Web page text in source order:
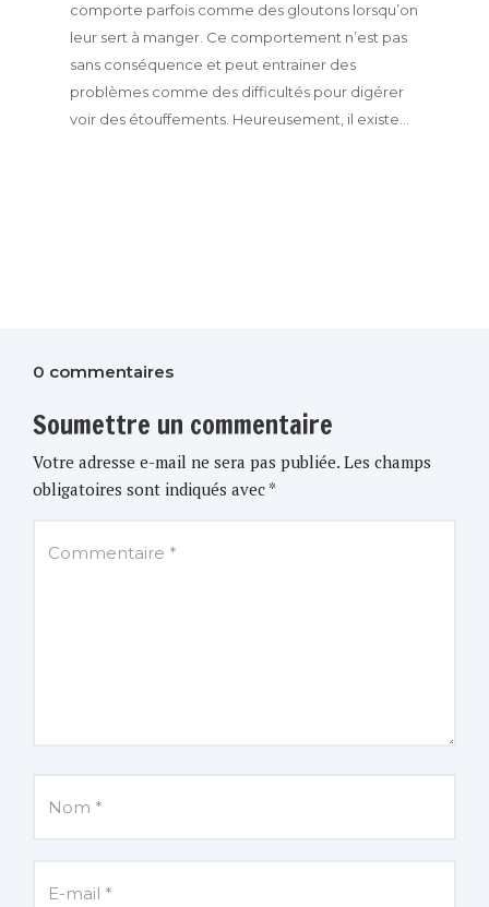
comporte parfois comme des gloutons lorsqu’on
leur sert à manger. Ce comportement n’est pas
sans conséquence et peut entrainer des
problèmes comme des difficultés pour digérer
voir des étouffements. Heureusement, il existe...
0 commentaires
Soumettre un commentaire
Votre adresse e-mail ne sera pas publiée. Les champs
obligatoires sont indiqués avec *